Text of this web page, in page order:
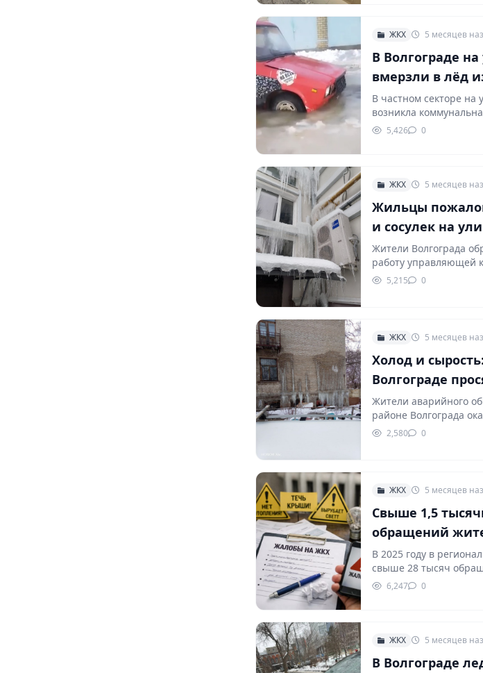
ЖКХ 5 месяцев
В Волгограде
вмерзли в лёд
В частном секторе на
возникла
скованы льдом,…
5,426 0
ЖКХ 5 месяцев
Жильцы
и сосулек на
Жители Волгограда
работу управляющей
5,215 0
ЖКХ 5 месяцев
Холод и
Волгограде
Жители аварийного
районе Волгограда
по словам людей,…
2,580 0
ЖКХ 5 месяцев
Свыше 1,5
обращений
области
В 2025 году в
свыше 28 тысяч
6,247 0
ЖКХ 5 месяцев
В Волгограде